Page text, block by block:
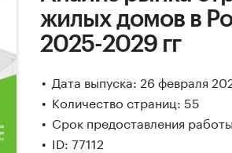
жилых домов в
2025-2029 гг
Дата выпуска: 26 февраля
Количество страниц: 55
Срок предоставления
ID: 77112